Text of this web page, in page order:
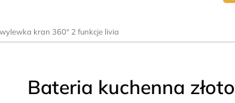
kran 360° 2 funkcje livia
Bateria kuchenna złoto